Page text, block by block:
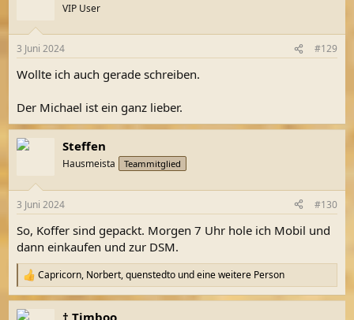
e
:
VIP User
3 Juni 2024 #129
Wollte ich auch gerade schreiben.
Der Michael ist ein ganz lieber.
Steffen
Hausmeista Teammitglied
3 Juni 2024 #130
So, Koffer sind gepackt. Morgen 7 Uhr hole ich Mobil und
dann einkaufen und zur DSM.
R
e
a
k
Capricorn, Norbert,quenstedto und eine weitere Person
† Timboo